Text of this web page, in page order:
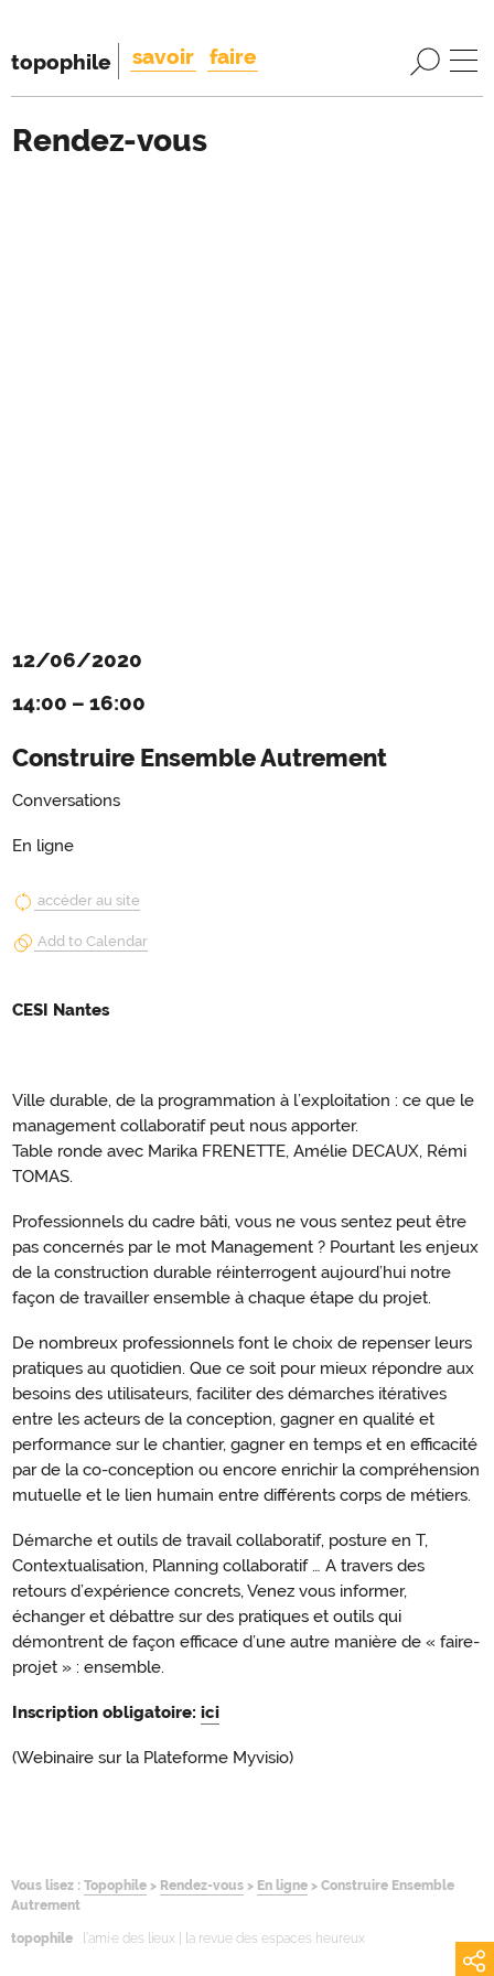
topophile savoir faire
Rendez-vous
12/06/2020
14:00 – 16:00
Construire Ensemble Autrement
Conversations
En ligne
accéder au site
Add to Calendar
CESI Nantes
Ville durable, de la programmation à l’exploitation : ce que le
management collaboratif peut nous apporter.
Table ronde avec Marika FRENETTE, Amélie DECAUX, Rémi
TOMAS.
Professionnels du cadre bâti, vous ne vous sentez peut être
pas concernés par le mot Management ? Pourtant les enjeux
de la construction durable réinterrogent aujourd’hui notre
façon de travailler ensemble à chaque étape du projet.
De nombreux professionnels font le choix de repenser leurs
pratiques au quotidien. Que ce soit pour mieux répondre aux
besoins des utilisateurs, faciliter des démarches itératives
entre les acteurs de la conception, gagner en qualité et
performance sur le chantier, gagner en temps et en efficacité
par de la co-conception ou encore enrichir la compréhension
mutuelle et le lien humain entre différents corps de métiers.
Démarche et outils de travail collaboratif, posture en T,
Contextualisation, Planning collaboratif … A travers des
retours d’expérience concrets, Venez vous informer,
échanger et débattre sur des pratiques et outils qui
démontrent de façon efficace d’une autre manière de « faire-
projet » : ensemble.
Inscription obligatoire: ici
(Webinaire sur la Plateforme Myvisio)
Vous lisez : Topophile > Rendez-vous > En ligne > Construire Ensemble
Autrement
topophile l’ami·e des lieux | la revue des espaces heureux